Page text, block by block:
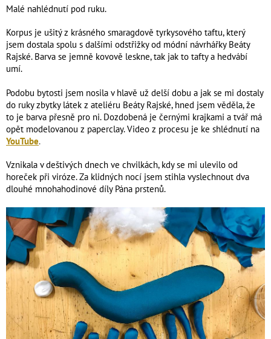
Malé nahlédnutí pod ruku.
Korpus je ušitý z krásného smaragdově tyrkysového taftu, který
jsem dostala spolu s dalšími odstřižky od módní návrhářky Beáty
Rajské. Barva se jemně kovově leskne, tak jak to tafty a hedvábí
umí.
Podobu bytosti jsem nosila v hlavě už delší dobu a jak se mi dostaly
do ruky zbytky látek z ateliéru Beáty Rajské, hned jsem věděla, že
to je barva přesně pro ni. Dozdobená je černými krajkami a tvář má
opět modelovanou z paperclay. Video z procesu je ke shlédnutí na
YouTube.
Vznikala v deštivých dnech ve chvilkách, kdy se mi ulevilo od
horeček při viróze. Za klidných nocí jsem stihla vyslechnout dva
dlouhé mnohahodinové díly Pána prstenů.